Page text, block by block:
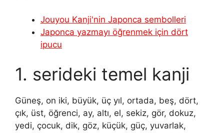
Jouyou Kanji'nin Japonca sembolleri
Japonca yazmayı öğrenmek için dört
ipucu
1. serideki temel kanji
Güneş, on iki, büyük, üç yıl, ortada, beş, dört,
çık, üst, öğrenci, ay, altı, el, sekiz, gör, dokuz,
yedi, çocuk, dik, göz, küçük, güç, yuvarlak,